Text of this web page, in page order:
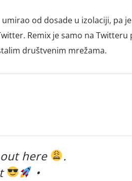
od dosade u izolaciji, pa
Remix je samo na Twitteru
društvenim mrežama.
here
.
•